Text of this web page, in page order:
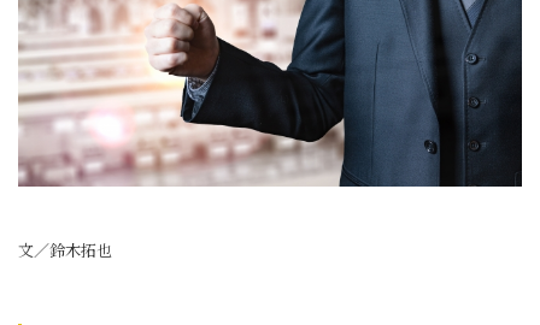
文／鈴木拓也